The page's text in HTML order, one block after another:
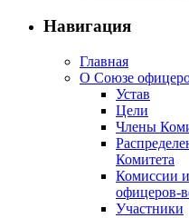
Навигация
Главная
О Союзе
Устав
Цели
Члены
Комитета
Комиссии
офицеров-
Участники